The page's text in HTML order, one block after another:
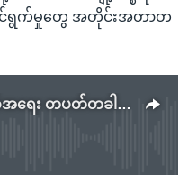
ာင်ရွက်မှုတွေ အတိုင်းအတာတ
ဥရောပခေါင်းဆောင်တွေ ကိုဗစ်အရေး တပတ်တခါ ဆွေးနွေးကြမယ်
available